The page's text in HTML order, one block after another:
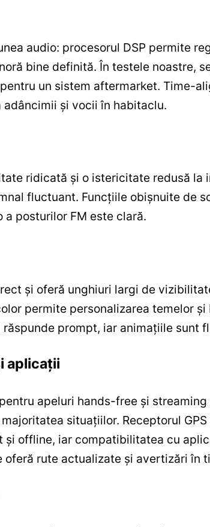
audio: procesorul DSP permite
bine definită. În testele noastre,
un sistem aftermarket. Time-
și vocii în habitaclu.
ridicată și o istericitate redusă
fluctuant. Funcțiile obișnuite de
posturilor FM este clară.
și oferă unghiuri largi de
permite personalizarea temelor
prompt, iar animațiile sunt
aplicații
apeluri hands-free și
situațiilor. Receptorul
și offline, iar compatibilitatea cu
rute actualizate și avertizări în